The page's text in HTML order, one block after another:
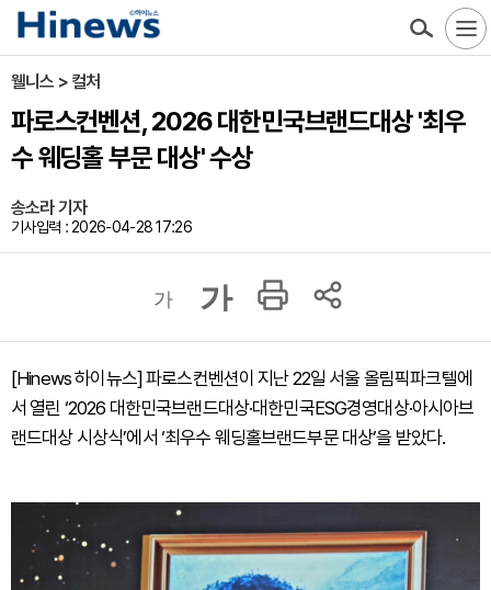
웰니스 > 컬처
파로스컨벤션, 2026 대한민국브랜드대상 '최우
수 웨딩홀 부문 대상' 수상
송소라 기자
기사입력 : 2026-04-28 17:26
가 가
[Hinews 하이뉴스] 파로스컨벤션이 지난 22일 서울 올림픽파크텔에
서 열린 ‘2026 대한민국브랜드대상·대한민국ESG경영대상·아시아브
랜드대상 시상식’에서 ‘최우수 웨딩홀브랜드부문 대상’을 받았다.